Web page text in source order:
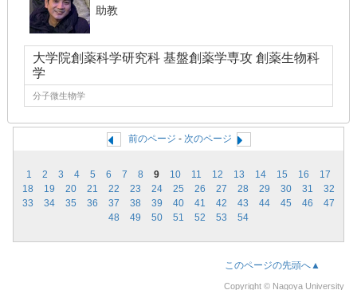
助教
大学院創薬科学研究科 基盤創薬学専攻 創薬生物科
学
分子微生物学
前のページ - 次のページ
1 2 3 4 5 6 7 8 9 10 11 12 13 14 15 16
17
18
19 20 21 22 23 24 25 26 27 28 29 30 31
32
33
34 35 36 37 38 39 40 41 42 43 44 45 46
47
48
49 50 51 52 53 54
このページの先頭へ▲
Copyright © Nagoya University